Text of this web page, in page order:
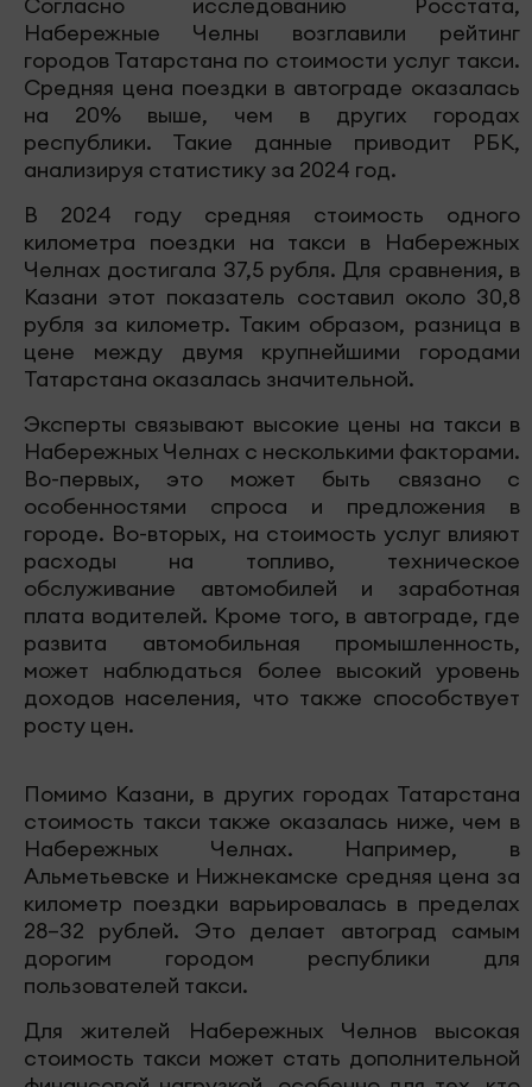
Согласно исследованию Росстата,
Набережные Челны возглавили рейтинг
городов Татарстана по стоимости услуг такси.
Средняя цена поездки в автограде оказалась
на 20% выше, чем в других городах
республики. Такие данные приводит РБК,
анализируя статистику за 2024 год.
В 2024 году средняя стоимость одного
километра поездки на такси в Набережных
Челнах достигала 37,5 рубля. Для сравнения, в
Казани этот показатель составил около 30,8
рубля за километр. Таким образом, разница в
цене между двумя крупнейшими городами
Татарстана оказалась значительной.
Эксперты связывают высокие цены на такси в
Набережных Челнах с несколькими факторами.
Во-первых, это может быть связано с
особенностями спроса и предложения в
городе. Во-вторых, на стоимость услуг влияют
расходы на топливо, техническое
обслуживание автомобилей и заработная
плата водителей. Кроме того, в автограде, где
развита автомобильная промышленность,
может наблюдаться более высокий уровень
доходов населения, что также способствует
росту цен.
Помимо Казани, в других городах Татарстана
стоимость такси также оказалась ниже, чем в
Набережных Челнах. Например, в
Альметьевске и Нижнекамске средняя цена за
километр поездки варьировалась в пределах
28–32 рублей. Это делает автоград самым
дорогим городом республики для
пользователей такси.
Для жителей Набережных Челнов высокая
стоимость такси может стать дополнительной